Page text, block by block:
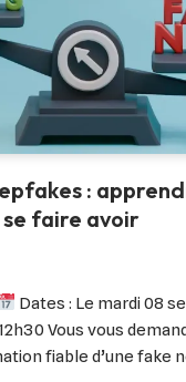
:
se faire avoir
Dates : Le mardi 08
Vous vous
fiable d’une fake